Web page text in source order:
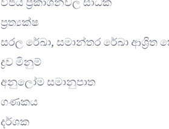
ප්‍රත්‍යක්ෂ
සරල රේඛා, සමාන්තර රේඛා
ද්‍රව මිනුම්
අනුලෝම සමානුපාත
ගණකය
දර්ශක